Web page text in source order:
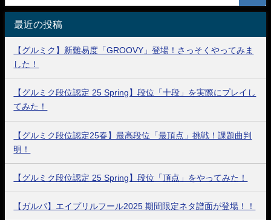
最近の投稿
【グルミク】新難易度「GROOVY」登場！さっそくやってみま
した！
【グルミク段位認定 25 Spring】段位「十段」を実際にプレイし
てみた！
【グルミク段位認定25春】最高段位「最頂点」挑戦！課題曲判
明！
【グルミク段位認定 25 Spring】段位「頂点」をやってみた！
【ガルパ】エイプリルフール2025 期間限定ネタ譜面が登場！！